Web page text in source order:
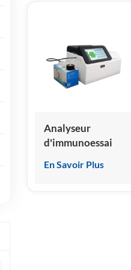
Analyseur
d'immunoessai
chimiluminescence
En Savoir Plus